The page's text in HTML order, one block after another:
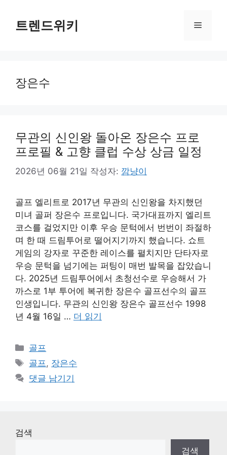
트렌드위키 메
장은수
무관의 신인왕 돌아온 장은수 프로
프로필 & 고향 클럽 수상 상금 일정
2026년 06월 21일 작성자: 깜냥이
골프 엘리트로 2017년 무관의 신인왕을 차지했던
미녀 골퍼 장은수 프로입니다. 국가대표까지 엘리트
코스를 걸었지만 이후 우승 문턱에서 번번이 좌절하
며 한 때 드림투어로 떨어지기까지 했습니다. 쇼트
게임의 강자로 꾸준한 레이스를 펼치지만 단타자로
우승 문턱을 넘기에는 퍼팅이 매번 발목을 잡았습니
다. 2025년 드림투어에서 초청선수로 우승해서 가
까스로 1부 투어에 복귀한 장은수 골프선수의 골프
인생입니다. 무관의 신인왕 장은수 골프선수 1998
년 4월 16일 … 더 읽기
카
테
리
골프
태
그
골프 , 장은수
댓글 남기기
검색
검색